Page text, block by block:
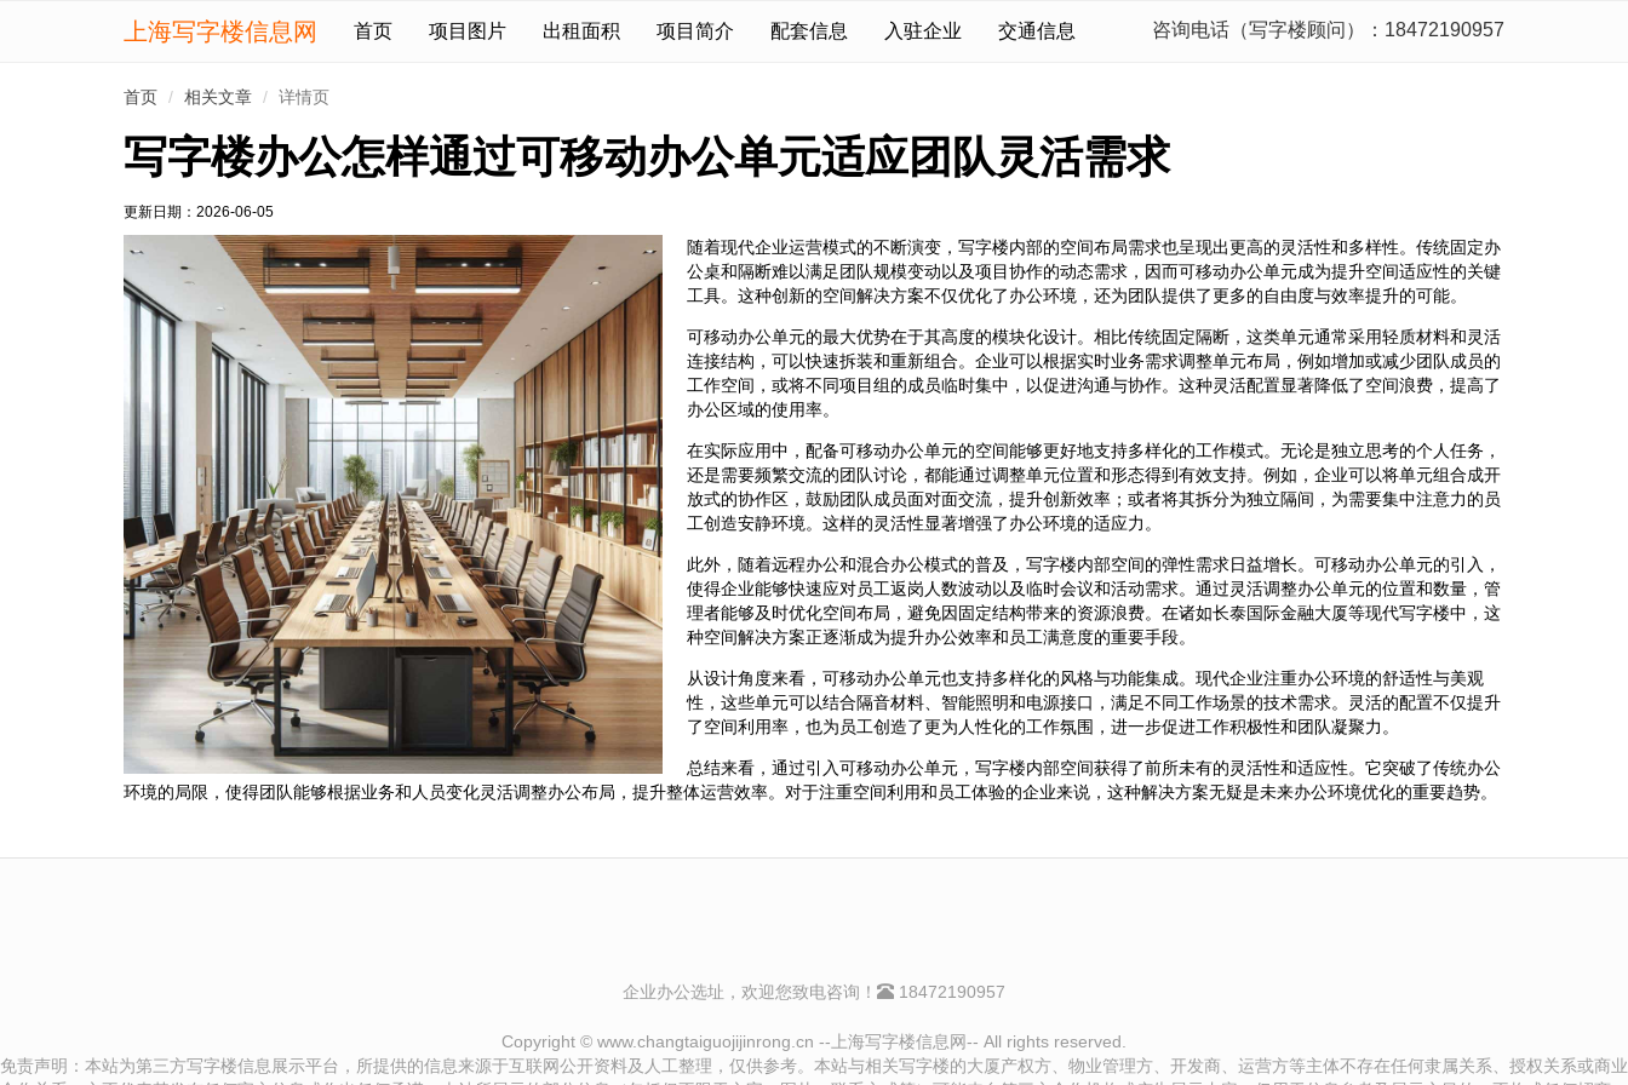
上海写字楼信息网 首页 项目图片 出租面积 项目简介 配套信息 入驻企业 交通信息 咨询电话（写字楼顾问）：18472190957
首页 相关文章 详情页
写字楼办公怎样通过可移动办公单元适应团队灵活需求
更新日期： 2026-06-05
随着现代企业运营模式的不断演变，写字楼内部的空间布局需求也呈现出更高的灵活性和多样性。传统固定办
公桌和隔断难以满足团队规模变动以及项目协作的动态需求，因而可移动办公单元成为提升空间适应性的关键
工具。这种创新的空间解决方案不仅优化了办公环境，还为团队提供了更多的自由度与效率提升的可能。
可移动办公单元的最大优势在于其高度的模块化设计。相比传统固定隔断，这类单元通常采用轻质材料和灵活
连接结构，可以快速拆装和重新组合。企业可以根据实时业务需求调整单元布局，例如增加或减少团队成员的
工作空间，或将不同项目组的成员临时集中，以促进沟通与协作。这种灵活配置显著降低了空间浪费，提高了
办公区域的使用率。
在实际应用中，配备可移动办公单元的空间能够更好地支持多样化的工作模式。无论是独立思考的个人任务，
还是需要频繁交流的团队讨论，都能通过调整单元位置和形态得到有效支持。例如，企业可以将单元组合成开
放式的协作区，鼓励团队成员面对面交流，提升创新效率；或者将其拆分为独立隔间，为需要集中注意力的员
工创造安静环境。这样的灵活性显著增强了办公环境的适应力。
此外，随着远程办公和混合办公模式的普及，写字楼内部空间的弹性需求日益增长。可移动办公单元的引入，
使得企业能够快速应对员工返岗人数波动以及临时会议和活动需求。通过灵活调整办公单元的位置和数量，管
理者能够及时优化空间布局，避免因固定结构带来的资源浪费。在诸如长泰国际金融大厦等现代写字楼中，这
种空间解决方案正逐渐成为提升办公效率和员工满意度的重要手段。
从设计角度来看，可移动办公单元也支持多样化的风格与功能集成。现代企业注重办公环境的舒适性与美观
性，这些单元可以结合隔音材料、智能照明和电源接口，满足不同工作场景的技术需求。灵活的配置不仅提升
了空间利用率，也为员工创造了更为人性化的工作氛围，进一步促进工作积极性和团队凝聚力。
总结来看，通过引入可移动办公单元，写字楼内部空间获得了前所未有的灵活性和适应性。它突破了传统办公
环境的局限，使得团队能够根据业务和人员变化灵活调整办公布局，提升整体运营效率。对于注重空间利用和员工体验的企业来说，这种解决方案无疑是未来办公环境优化的重要趋势。
企业办公选址，欢迎您致电咨询！ 18472190957
Copyright © www.changtaiguojijinrong.cn --上海写字楼信息网-- All rights reserved.
免责声明：本站为第三方写字楼信息展示平台，所提供的信息来源于互联网公开资料及人工整理，仅供参考。本站与相关写字楼的大厦产权方、物业管理方、开发商、运营方等主体不存在任何隶属关系、授权关系或商业